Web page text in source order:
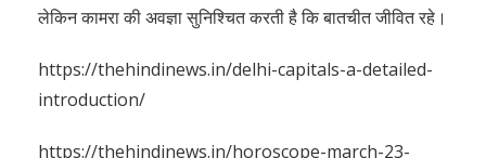
लेकिन कामरा की अवज्ञा सुनिश्चित करती है कि बातचीत जीवित रहे।
https://thehindinews.in/delhi-capitals-a-detailed-
introduction/
https://thehindinews.in/horoscope-march-23-